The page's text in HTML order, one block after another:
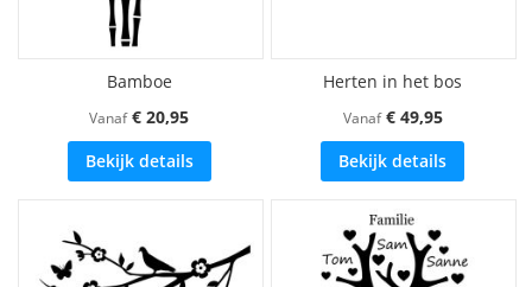
Bamboe
Vanaf € 20,95
Bekijk details
Herten in het bos
Vanaf € 49,95
Bekijk details